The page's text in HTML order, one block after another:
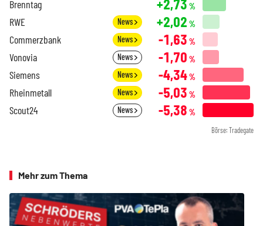
Brenntag +2,73 %
RWE News +2,02 %
Commerzbank News -1,63 %
Vonovia News -1,70 %
Siemens News -4,34%
Rheinmetall News -5,03 %
Scout24 News -5,38 %
Börse: Tradegate
Mehr zum Thema